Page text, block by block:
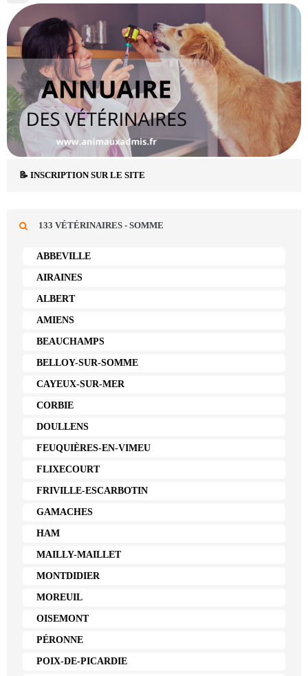
📝 INSCRIPTION SUR LE SITE
133 VÉTÉRINAIRES - SOMME
ABBEVILLE
AIRAINES
ALBERT
AMIENS
BEAUCHAMPS
BELLOY-SUR-SOMME
CAYEUX-SUR-MER
CORBIE
DOULLENS
FEUQUIÈRES-EN-VIMEU
FLIXECOURT
FRIVILLE-ESCARBOTIN
GAMACHES
HAM
MAILLY-MAILLET
MONTDIDIER
MOREUIL
OISEMONT
PÉRONNE
POIX-DE-PICARDIE